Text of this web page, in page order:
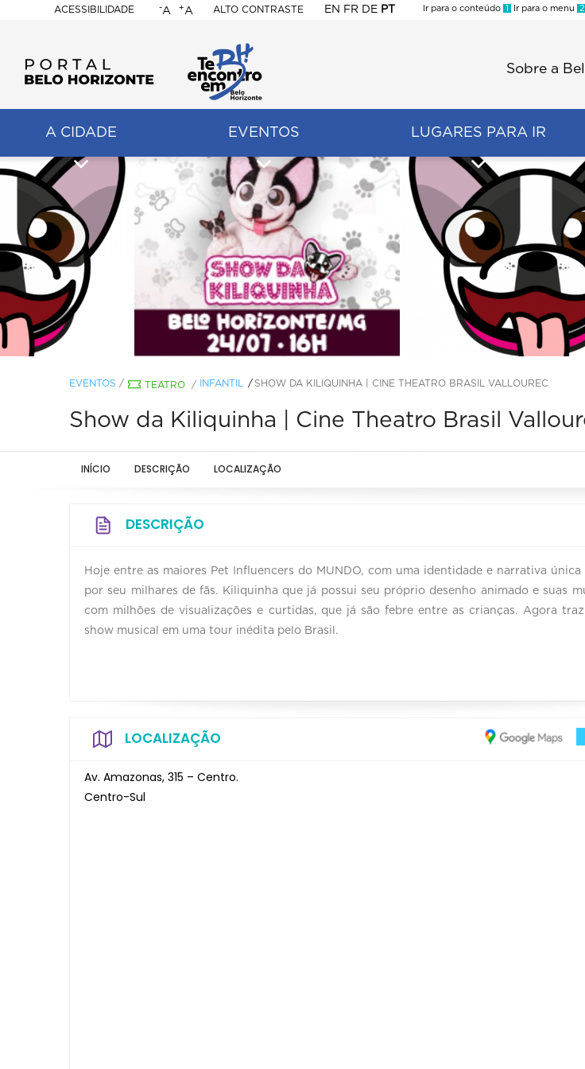
ACESSIBILIDADE
BELO
HORIZONTE
-A +A ALTO CONTRASTE EN FR DE PT
Ir para o conteúdo 1 Ir para o menu 2
Sobre a
A CIDADE EVENTOS LUGARES PARA IR
EVENTOS / TEATRO / INFANTIL SHOW DA KILIQUINHA | CINE THEATRO BRASIL VALLOUREC
Show da Kiliquinha | Cine Theatro Brasil
INÍCIO DESCRIÇÃO LOCALIZAÇÃO
DESCRIÇÃO
Hoje entre as maiores Pet Influencers do MUNDO, com uma identidade e narrativa única
por seu milhares de fãs. Kiliquinha que já possui seu próprio desenho animado e suas
com milhões de visualizações e curtidas, que já são febre entre as crianças. Agora
show musical em uma tour inédita pelo Brasil.
LOCALIZAÇÃO
Av. Amazonas, 315 – Centro.
Centro-Sul